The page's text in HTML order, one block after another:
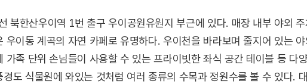
북한산우이역 1번 출구 우이공원유원지 부근에 있다. 매장 내부 야외
우이동 계곡의 자연 카페로 유명하다. 우이천을 바라보며 줄지어 있는
가족 단위 손님들이 사용할 수 있는 프라이빗한 좌식 공간 테이블 등 다
도 식물원에 와있는 것처럼 여러 종류의 수목과 정원수를 볼 수 있다.